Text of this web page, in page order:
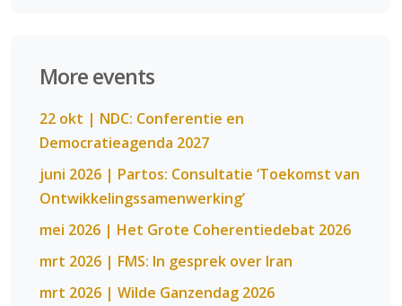
More events
22 okt | NDC: Conferentie en
Democratieagenda 2027
juni 2026 | Partos: Consultatie ‘Toekomst van
Ontwikkelingssamenwerking’
mei 2026 | Het Grote Coherentiedebat 2026
mrt 2026 | FMS: In gesprek over Iran
mrt 2026 | Wilde Ganzendag 2026